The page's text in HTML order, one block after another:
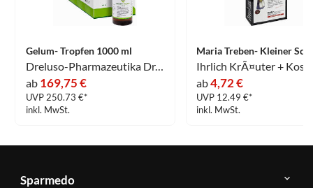
Gelum- Tropfen 1000 ml
Dreluso-Pharmazeutika Dr.Elten & Sohn GmbH
ab 169,75 €
UVP 250.73 €*
inkl. MwSt.
ab4,72 €
UVP 12.49 €*
inkl. MwSt.
Sparmedo